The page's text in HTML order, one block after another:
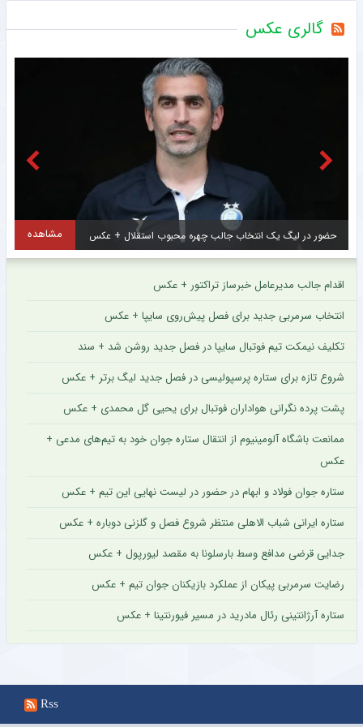
گالری عکس
عجیب اما واقعی؛ دیس‌بک محمدرضا گلزار به کریس رونالدو + عکس مشاهده
اقدام جالب مدیرعامل خبرساز تراکتور + عکس
انتخاب سرمربی جدید برای فصل پیش‌روی سایپا + عکس
تکلیف نیمکت تیم فوتبال سایپا در فصل جدید روشن شد + سند
شروع تازه برای ستاره پرسپولیسی در فصل جدید لیگ برتر + عکس
پشت پرده نگرانی هواداران فوتبال برای یحیی گل محمدی + عکس
ممانعت باشگاه آلومینیوم از انتقال ستاره جوان خود به تیم‌های مدعی +
عکس
ستاره جوان فولاد و ابهام در حضور در لیست نهایی این تیم + عکس
ستاره ایرانی شباب الاهلی منتظر شروع فصل و گلزنی دوباره + عکس
جدایی قرضی مدافع وسط بارسلونا به مقصد لیورپول + عکس
رضایت سرمربی پیکان از عملکرد بازیکنان جوان تیم + عکس
ستاره آرژانتینی رئال مادرید در مسیر فیورنتینا + عکس
Rss